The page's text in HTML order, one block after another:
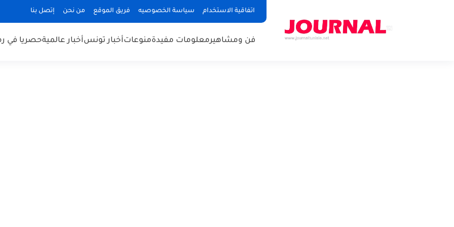
اتفاقية الاستخدام سياسة الخصوصيه فريق الموقع من نحن إتصل بنا
فن ومشاهيرمعلومات مفيدةمنوعاتأخبار تونسأخبار عالميةحصريا في